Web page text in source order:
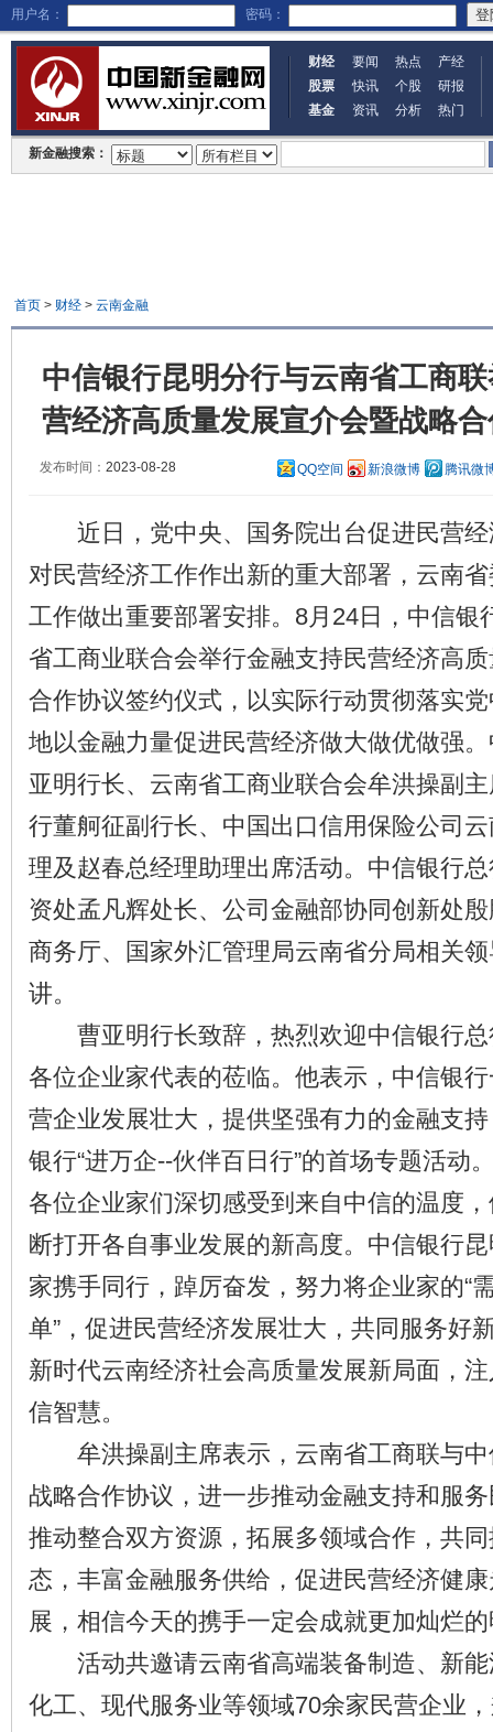
用户名： 密码：
财经 要闻 热点
产经
股票
快讯 个股
研报
基金
资讯 分析 热门
新金融搜索：
首页> 财经> 云南金融
中信银行昆明分行与云南省工商
营经济高质量发展宣介会暨战略
发布时间： 2023-08-28 QQ空间 新浪微博 腾讯微
近日，党中央、国务院出台促进民营经
对民营经济工作作出新的重大部署，云南
工作做出重要部署安排。8月24日，中信银
省工商业联合会举行金融支持民营经济高
合作协议签约仪式，以实际行动贯彻落实
地以金融力量促进民营经济做大做优做强
亚明行长、云南省工商业联合会牟洪操副
行董舸征副行长、中国出口信用保险公司
理及赵春总经理助理出席活动。中信银行
资处孟凡辉处长、公司金融部协同创新处
商务厅、国家外汇管理局云南省分局相关
讲。
曹亚明行长致辞，热烈欢迎中信银行总
各位企业家代表的莅临。他表示，中信银
营企业发展壮大，提供坚强有力的金融支
银行“进万企--伙伴百日行”的首场专题活动
各位企业家们深切感受到来自中信的温度
断打开各自事业发展的新高度。中信银行
家携手同行，踔厉奋发，努力将企业家的“
单”，促进民营经济发展壮大，共同服务好
新时代云南经济社会高质量发展新局面，
信智慧。
牟洪操副主席表示，云南省工商联与中
战略合作协议，进一步推动金融支持和服
推动整合双方资源，拓展多领域合作，共
态，丰富金融服务供给，促进民营经济健
展，相信今天的携手一定会成就更加灿烂
活动共邀请云南省高端装备制造、新能
化工、现代服务业等领域70余家民营企业